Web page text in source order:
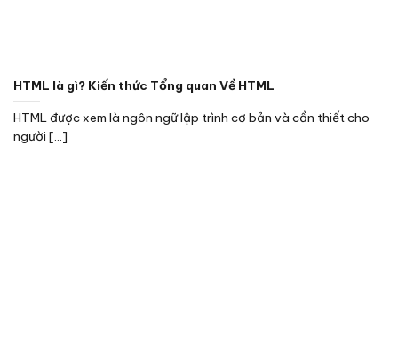
HTML là gì? Kiến thức Tổng quan Về HTML
HTML được xem là ngôn ngữ lập trình cơ bản và cần thiết cho
người [...]